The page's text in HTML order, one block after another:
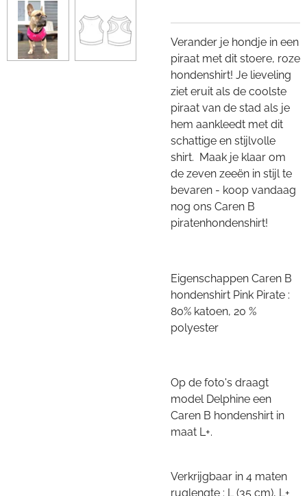
Verander je hondje in een
piraat met dit stoere, roze
hondenshirt! Je lieveling
ziet eruit als de coolste
piraat van de stad als je
hem aankleedt met dit
schattige en stijlvolle
shirt. Maak je klaar om
de zeven zeeën in stijl te
bevaren - koop vandaag
nog ons Caren B
piratenhondenshirt!
Eigenschappen Caren B
hondenshirt Pink Pirate :
80% katoen, 20 %
polyester
Op de foto's draagt
model Delphine een
Caren B hondenshirt in
maat L+.
Verkrijgbaar in 4 maten
ruglengte : L (35 cm), L+